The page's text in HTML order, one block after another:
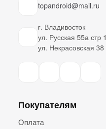
topandroid@mail.ru
г. Владивосток
ул. Русская 55а стр 1
ул. Некрасовская 38
Покупателям
Оплата